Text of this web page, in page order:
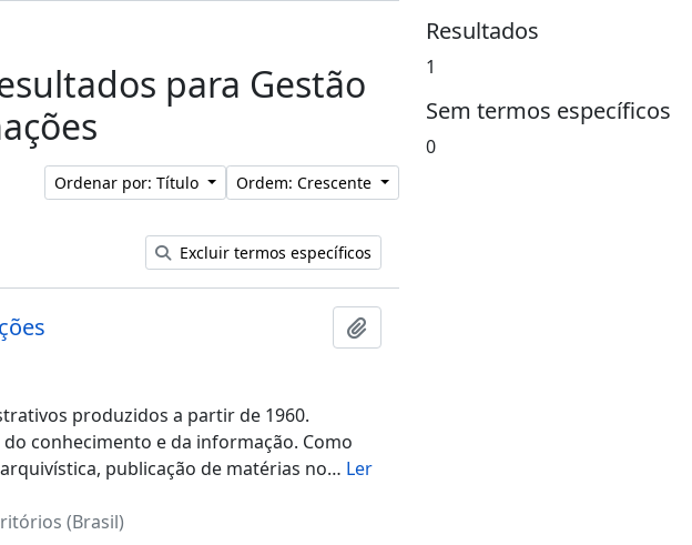
para Gestão
Ordenar por: Título Ordem: Crescente
Excluir termos específicos
produzidos a partir de 1960.
conhecimento e da informação. Como
publicação de matérias no… Ler
(Brasil)
Resultados
1
Sem termos específicos
0